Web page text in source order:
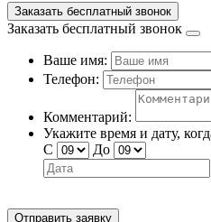
Заказать бесплатный звонок
Заказать бесплатный звонок
Ваше имя:
Телефон:
Комментарий:
Укажите время и дату,
С
До
Отправить заявку